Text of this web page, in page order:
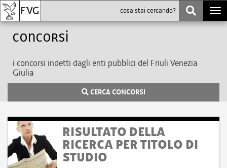
Concorsi
i concorsi indetti dagli enti pubblici del Friuli Venezia
Giulia
CERCA CONCORSI
RISULTATO DELLA
RICERCA PER TITOLO DI
STUDIO